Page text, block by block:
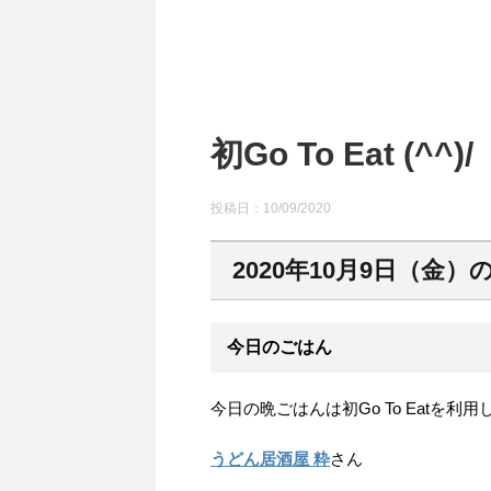
初Go To Eat (^^)/
投稿日： 10/09/2020
2020年10月9日（金）
今日のごはん
今日の晩ごはんは初Go To Eatを利用
うどん居酒屋 粋さん